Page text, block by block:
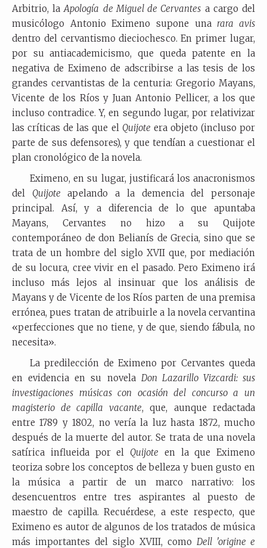
Arbitrio, laApología de Miguel de Cervantes a cargo del
musicólogo Antonio Eximeno supone una rara avis
dentro del cervantismo dieciochesco. En primer lugar,
por su antiacademicismo, que queda patente en la
negativa de Eximeno de adscribirse a las tesis de los
grandes cervantistas de la centuria: Gregorio Mayans,
Vicente de los Ríos y Juan Antonio Pellicer, a los que
incluso contradice. Y, en segundo lugar, por relativizar
las críticas de las que el Quijote era objeto (incluso por
parte de sus defensores), y que tendían a cuestionar el
plan cronológico de la novela.
Eximeno, en su lugar, justificará los anacronismos
del Quijote apelando a la demencia del personaje
principal. Así, y a diferencia de lo que apuntaba
Mayans, Cervantes no hizo a su Quijote
contemporáneo de don Belianís de Grecia, sino que se
trata de un hombre del siglo XVII que, por mediación
de su locura, cree vivir en el pasado. Pero Eximeno irá
incluso más lejos al insinuar que los análisis de
Mayans y de Vicente de los Ríos parten de una premisa
errónea, pues tratan de atribuirle a la novela cervantina
«perfecciones que no tiene, y de que, siendo fábula, no
necesita».
La predilección de Eximeno por Cervantes queda
en evidencia en su novela Don Lazarillo Vizcardi: sus
investigaciones músicas con ocasión del concurso a un
magisterio de capilla vacante, que, aunque redactada
entre 1789 y 1802, no vería la luz hasta 1872, mucho
después de la muerte del autor. Se trata de una novela
satírica influeida por el Quijote en la que Eximeno
teoriza sobre los conceptos de belleza y buen gusto en
la música a partir de un marco narrativo: los
desencuentros entre tres aspirantes al puesto de
maestro de capilla. Recuérdese, a este respecto, que
Eximeno es autor de algunos de los tratados de música
más importantes del siglo XVIII, como Dell 'origine e